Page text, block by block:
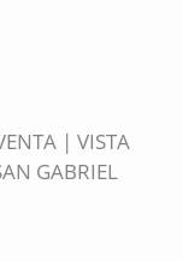
| VISTA
GABRIEL